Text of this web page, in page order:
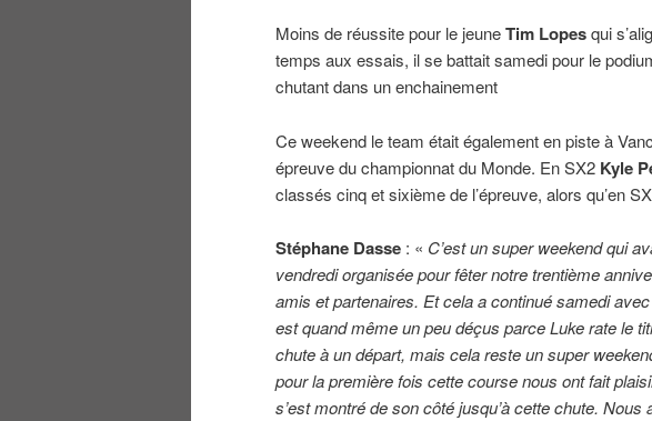
Moins de réussite pour le jeuneTim Lopesqui
temps aux essais, il se battait samedi pour le
chutant dans un enchainement
Ce weekend le team était également en piste à
épreuve du championnat du Monde. En SX2 Kyle
classés cinq et sixième de l’épreuve, alors qu’en
Stéphane Dasse : « C’est un super weekend qui
vendredi organisée pour fêter notre trentième
amis et partenaires. Et cela a continué samedi
est quand même un peu déçus parce Luke rate le
chute à un départ, mais cela reste un super
pour la première fois cette course nous ont fait
s’est montré de son côté jusqu’à cette chute.